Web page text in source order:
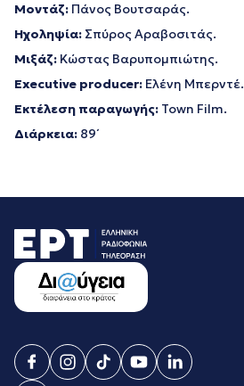
Μοντάζ: Πάνος Βουτσαράς.
Ηχοληψία: Σπύρος Αραβοσιτάς.
Μιξάζ: Κώστας Βαρυπομπιώτης.
Executive producer: Ελένη Μπερντέ.
Εκτέλεση παραγωγής: Town Film.
Διάρκεια: 89΄